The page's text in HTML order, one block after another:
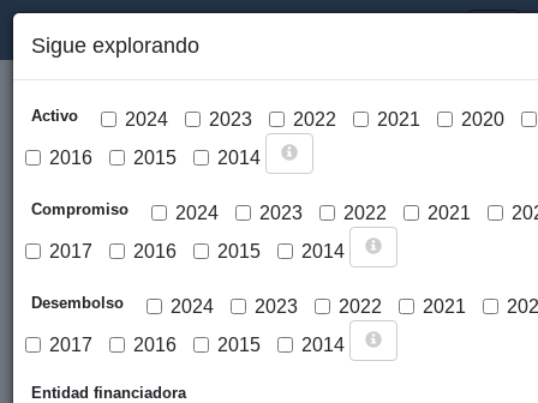
Cargar mapa
Sigue explorando
Activo 2024 2023 2022 2021
2020
2016
2015 2014
Compromiso 2024 2023 2022 2021
2017
2016 2015 2014
Desembolso 2024 2023 2022 2021
2017
2016 2015 2014
Entidad financiadora